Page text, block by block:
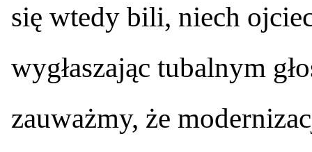
się wtedy bili, niech
wygłaszając tubalnym
zauważmy, że